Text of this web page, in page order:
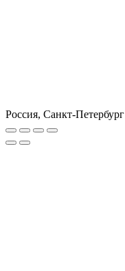
Россия, Санкт-Петербург